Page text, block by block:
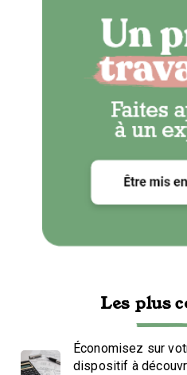
Les plus
Économisez sur
dispositif à